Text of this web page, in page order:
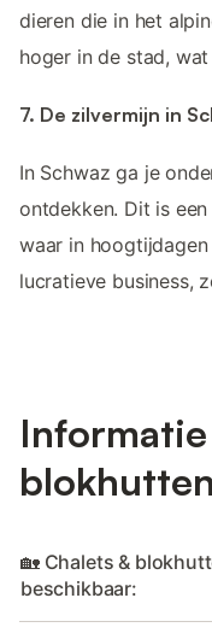
dieren die in het
hoger in de stad,
7. De zilvermijn in
In Schwaz ga je
ontdekken. Dit is
waar in
lucratieve business,
🏡 Chalets &
beschikbaar: